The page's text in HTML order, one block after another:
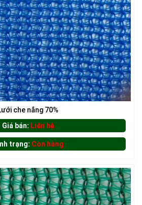
LƯỚI CHẮN CHIM
che nắng 70%
Giá bán: Liên hệ
trạng: Còn hàng